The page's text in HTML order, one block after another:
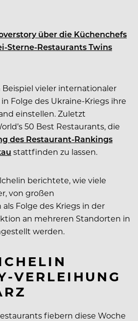
über die Küchenchefs
Sterne-Restaurants Twins
vieler internationaler
Folge des Ukraine-Kriegs ihre
einstellen. Zuletzt
50 Best Restaurants, die
des Restaurant-Rankings
stattfinden zu lassen.
berichtete, wie viele
von großen
Folge des Kriegs in der
an mehreren Standorten in
werden.
VERLEIHUNG
fiebern diese Woche